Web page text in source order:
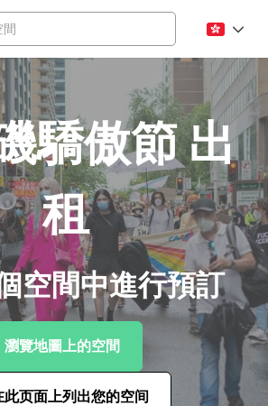
驕傲節 出
租
空間中進行預訂
瀏覽地圖上的空間
此页面上列出您的空间